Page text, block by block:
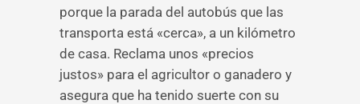
porque la parada del autobús que las
transporta está «cerca», a un kilómetro
de casa. Reclama unos «precios
justos» para el agricultor o ganadero y
asegura que ha tenido suerte con su